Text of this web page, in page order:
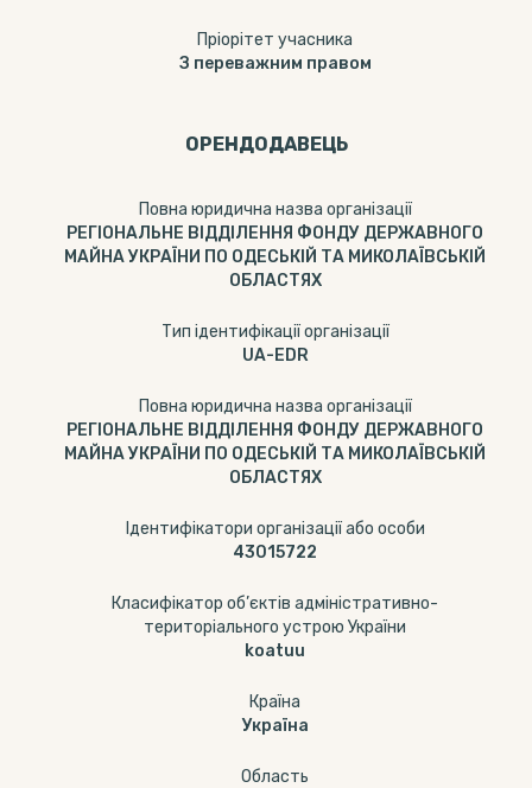
Пріорітет учасника
З переважним правом
ОРЕНДОДАВЕЦЬ
Повна юридична назва організації
РЕГІОНАЛЬНЕ ВІДДІЛЕННЯ ФОНДУ ДЕРЖАВНОГО
МАЙНА УКРАЇНИ ПО ОДЕСЬКІЙ ТА МИКОЛАЇВСЬКІЙ
ОБЛАСТЯХ
Тип ідентифікації організації
UA-EDR
Повна юридична назва організації
РЕГІОНАЛЬНЕ ВІДДІЛЕННЯ ФОНДУ ДЕРЖАВНОГО
МАЙНА УКРАЇНИ ПО ОДЕСЬКІЙ ТА МИКОЛАЇВСЬКІЙ
ОБЛАСТЯХ
Ідентифікатори організації або особи
43015722
Класифікатор об’єктів адміністративно-
територіального устрою України
koatuu
Країна
Україна
Область